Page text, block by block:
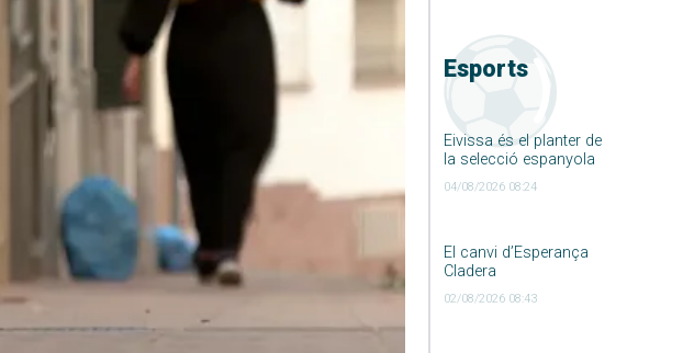
Esports
Eivissa és el planter de
la selecció espanyola
04/08/2026 08:24
El canvi d’Esperança
Cladera
02/08/2026 08:43